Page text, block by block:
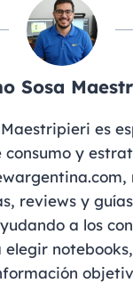
Sosa
es
consumo y
reviews y
a los